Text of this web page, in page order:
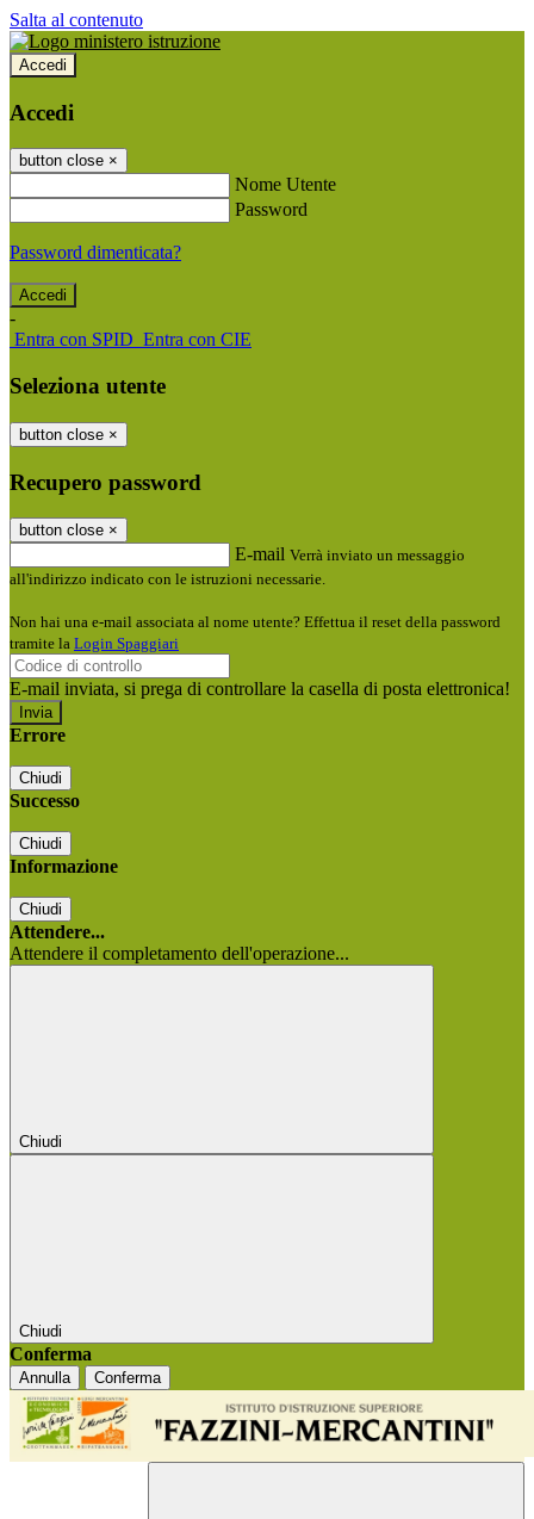
Salta al contenuto
Accedi
Accedi
button close ×
Nome Utente
Password
Password dimenticata?
-
Entra con SPID Entra con CIE
Seleziona utente
button close ×
Recupero password
button close ×
E-mail Verrà inviato un messaggio
all'indirizzo indicato con le istruzioni necessarie.
Non hai una e-mail associata al nome utente? Effettua il reset della password
tramite la Login Spaggiari
E-mail inviata, si prega di controllare la casella di posta elettronica!
Errore
Chiudi
Successo
Chiudi
Informazione
Chiudi
Attendere...
Attendere il completamento dell'operazione...
Chiudi
Chiudi
Conferma
Annulla Conferma